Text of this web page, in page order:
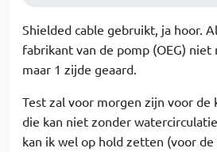
Shielded cable gebruikt, ja hoor.
fabrikant van de pomp (OEG) niet
maar 1 zijde geaard.
Test zal voor morgen zijn voor de
die kan niet zonder
kan ik wel op hold zetten (voor